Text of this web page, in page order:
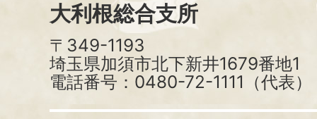
大利根総合支所
〒349-1193
埼玉県加須市北下新井1679番地1
電話番号：0480-72-1111（代表）